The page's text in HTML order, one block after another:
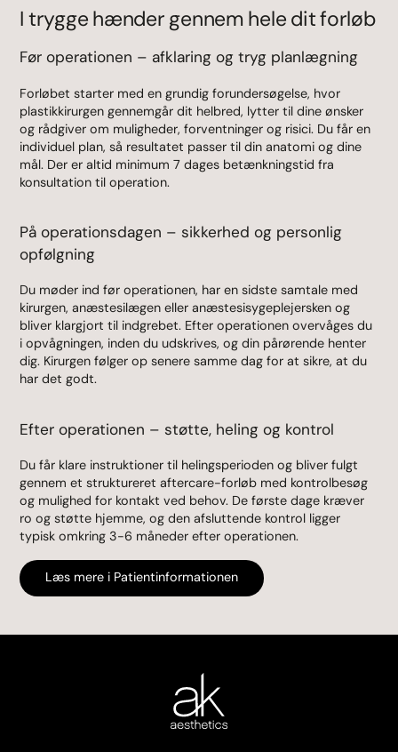
I trygge hænder gennem hele dit forløb
Før operationen – afklaring og tryg planlægning
Forløbet starter med en grundig forundersøgelse, hvor
plastikkirurgen gennemgår dit helbred, lytter til dine ønsker
og rådgiver om muligheder, forventninger og risici. Du får en
individuel plan, så resultatet passer til din anatomi og dine
mål. Der er altid minimum 7 dages betænkningstid fra
konsultation til operation.
På operationsdagen – sikkerhed og personlig
opfølgning
Du møder ind før operationen, har en sidste samtale med
kirurgen, anæstesilægen eller anæstesisygeplejersken og
bliver klargjort til indgrebet. Efter operationen overvåges du
i opvågningen, inden du udskrives, og din pårørende henter
dig. Kirurgen følger op senere samme dag for at sikre, at du
har det godt.
Efter operationen – støtte, heling og kontrol
Du får klare instruktioner til helingsperioden og bliver fulgt
gennem et struktureret aftercare-forløb med kontrolbesøg
og mulighed for kontakt ved behov. De første dage kræver
ro og støtte hjemme, og den afsluttende kontrol ligger
typisk omkring 3-6 måneder efter operationen.
Læs mere i Patientinformationen